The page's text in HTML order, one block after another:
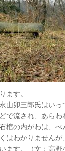
す。
卯三郎氏はいっ
で流され、あら
の内がわは、べ
わかりませんが
ます。（文：高